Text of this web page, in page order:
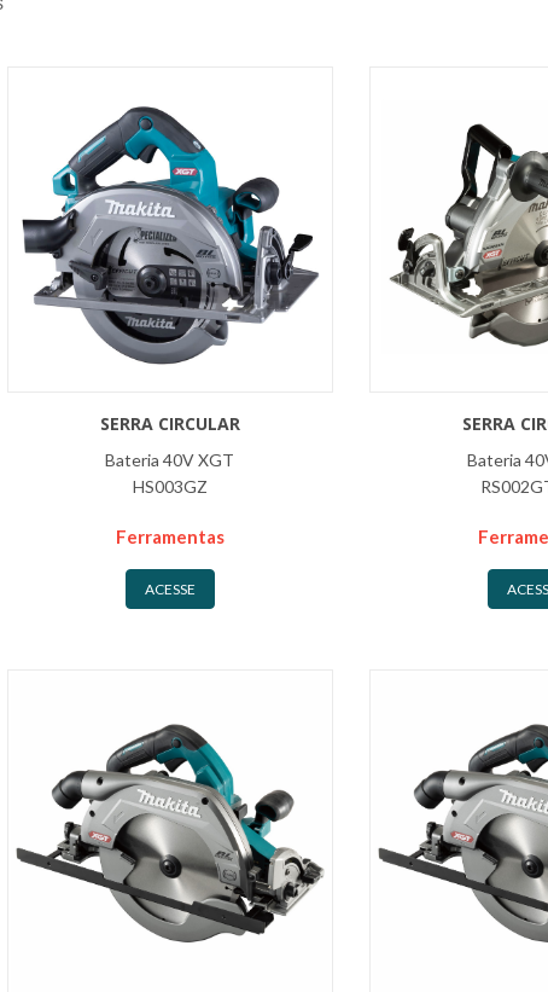
SERRA CIRCULAR
Bateria 40V XGT
HS003GZ
Ferramentas
ACESSE
SERRA
Bateria